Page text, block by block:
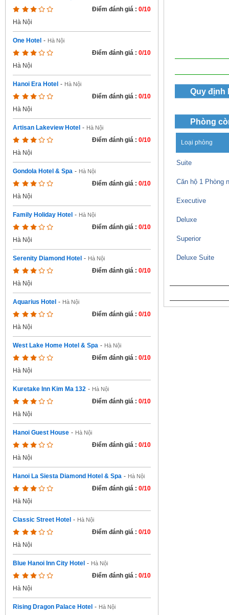
Điểm đánh giá : 0/10
Hà Nội
One Hotel - Hà Nội
Điểm đánh giá : 0/10
Hà Nội
Hanoi Era Hotel - Hà Nội
Điểm đánh giá : 0/10
Hà Nội
Artisan Lakeview Hotel - Hà Nội
Điểm đánh giá : 0/10
Hà Nội
Gondola Hotel & Spa - Hà Nội
Điểm đánh giá : 0/10
Hà Nội
Family Holiday Hotel - Hà Nội
Điểm đánh giá : 0/10
Hà Nội
Serenity Diamond Hotel - Hà Nội
Điểm đánh giá : 0/10
Hà Nội
Aquarius Hotel - Hà Nội
Điểm đánh giá : 0/10
Hà Nội
West Lake Home Hotel & Spa - Hà Nội
Điểm đánh giá : 0/10
Hà Nội
Kuretake Inn Kim Ma 132 - Hà Nội
Điểm đánh giá : 0/10
Hà Nội
Hanoi Guest House - Hà Nội
Điểm đánh giá : 0/10
Hà Nội
Hanoi La Siesta Diamond Hotel & Spa - Hà Nội
Điểm đánh giá : 0/10
Hà Nội
Classic Street Hotel - Hà Nội
Điểm đánh giá : 0/10
Hà Nội
Blue Hanoi Inn City Hotel - Hà Nội
Điểm đánh giá : 0/10
Hà Nội
Rising Dragon Palace Hotel - Hà Nội
Quy định
Phòng
Loại phòng
Suite
Căn hộ 1 Phòng
Executive
Deluxe
Superior
Deluxe Suite